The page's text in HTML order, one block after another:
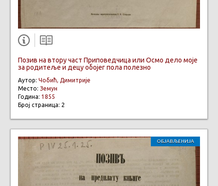
Позив на втору част Приповедчица или Осмо дело моје
за родитеље и децу обојег пола полезно
Аутор: Чобић, Димитрије
Место: Земун
Година: 1855
Број страница: 2
ОБЈАВЉЕНИЈА